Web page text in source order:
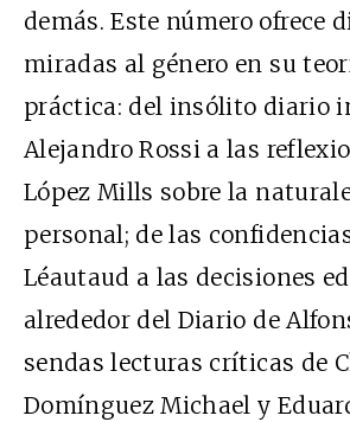
demás. Este número ofrece
miradas al género en su
práctica: del insólito diario
Alejandro Rossi a las
López Mills sobre la
personal; de las
Léautaud a las decisiones
alrededor del Diario de
sendas lecturas críticas de
Domínguez Michael y